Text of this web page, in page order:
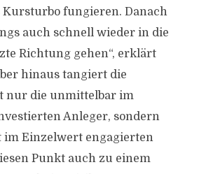
Kursturbo fungieren. Danach
auch schnell wieder in die
Richtung gehen“, erklärt
hinaus tangiert die
nur die unmittelbar im
Anleger, sondern
im Einzelwert engagierten
Punkt auch zu einem